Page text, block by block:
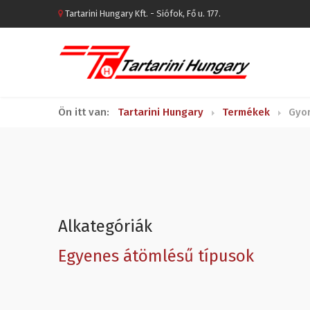
Tartarini Hungary Kft. - Siófok, Fő u. 177.
Ön itt van: Tartarini Hungary Termékek
Alkategóriák
Egyenes átömlésű típusok